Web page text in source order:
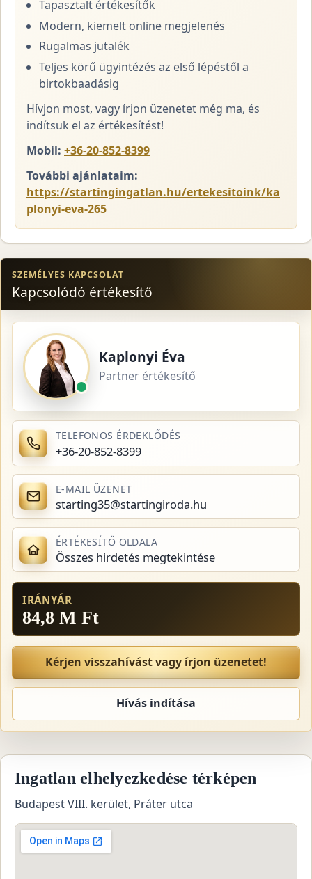
Tapasztalt értékesítők
Modern, kiemelt online megjelenés
Rugalmas jutalék
Teljes körű ügyintézés az első lépéstől a
birtokbaadásig
Hívjon most, vagy írjon üzenetet még ma, és
indítsuk el az értékesítést!
Mobil: +36-20-852-8399
További ajánlataim:
https://startingingatlan.hu/ertekesitoink/ka
plonyi-eva-265
SZEMÉLYES KAPCSOLAT
Kapcsolódó értékesítő
Kaplonyi Éva
Partner értékesítő
TELEFONOS ÉRDEKLŐDÉS
+36-20-852-8399
E-MAIL ÜZENET
starting35@startingiroda.hu
ÉRTÉKESÍTŐ OLDALA
Összes hirdetés megtekintése
IRÁNYÁR
84,8 M Ft
Kérjen visszahívást vagy írjon üzenetet!
Hívás indítása
Ingatlan elhelyezkedése térképen
Budapest VIII. kerület, Práter utca